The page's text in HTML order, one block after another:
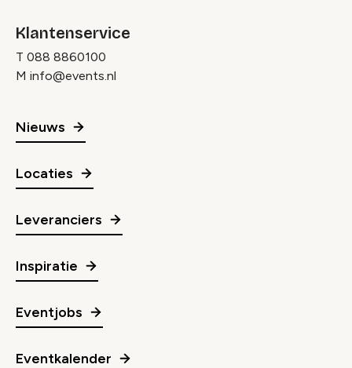
Klantenservice
T 088 8860100
M info@events.nl
Nieuws
Locaties
Leveranciers
Inspiratie
Eventjobs
Eventkalender